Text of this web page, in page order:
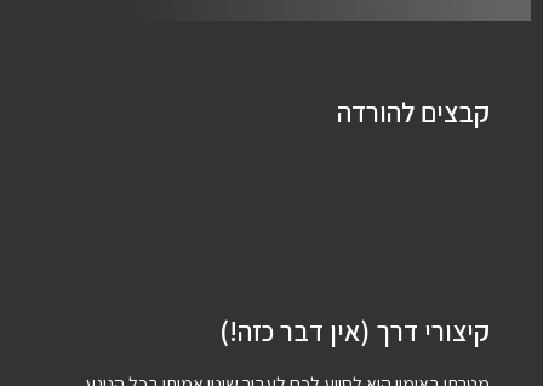
קבצים להורדה
קיצורי דרך (אין דבר כזה!)